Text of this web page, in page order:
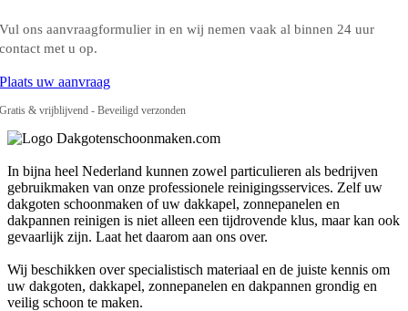
Vul ons aanvraagformulier in en wij nemen vaak al binnen 24 uur
contact met u op.
Plaats uw aanvraag
Gratis & vrijblijvend - Beveiligd verzonden
In bijna heel Nederland kunnen zowel particulieren als bedrijven
gebruikmaken van onze professionele reinigingsservices. Zelf uw
dakgoten schoonmaken of uw dakkapel, zonnepanelen en
dakpannen reinigen is niet alleen een tijdrovende klus, maar kan ook
gevaarlijk zijn. Laat het daarom aan ons over.
Wij beschikken over specialistisch materiaal en de juiste kennis om
uw dakgoten, dakkapel, zonnepanelen en dakpannen grondig en
veilig schoon te maken.